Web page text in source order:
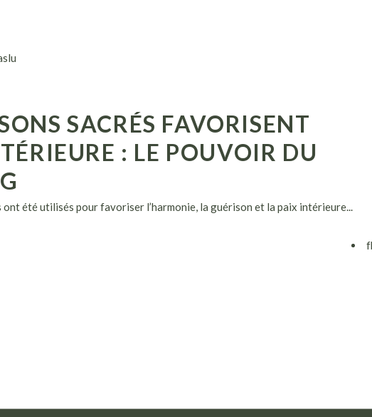
SACRÉS FAVORISENT
: LE POUVOIR DU
ont été utilisés pour favoriser l’harmonie, la guérison et la paix intérieure...